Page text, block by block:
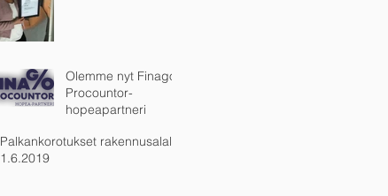
Olemme nyt Finago-
Procountor-
hopeapartneri
Palkankorotukset rakennusalalla
1.6.2019